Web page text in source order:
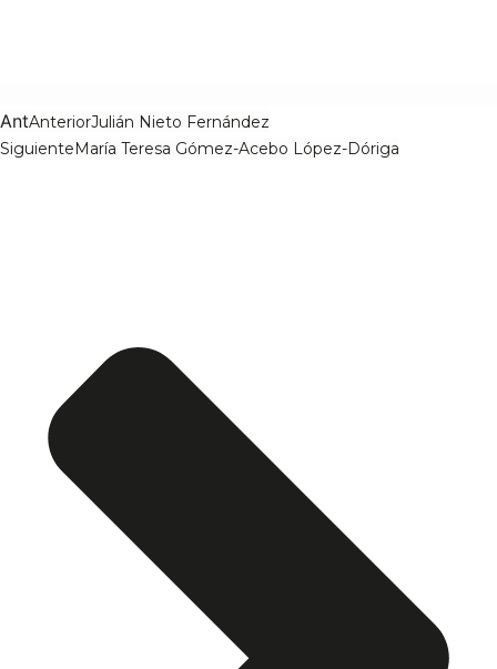
AntAnteriorJulián Nieto Fernández
SiguienteMaría Teresa Gómez-Acebo López-Dóriga